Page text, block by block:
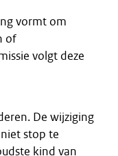
vormt om
of
volgt deze
De wijziging
stop te
kind van